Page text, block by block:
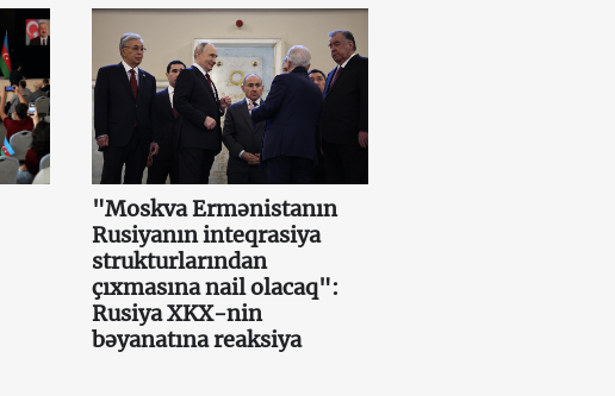
"Moskva Ermənistanın
Rusiyanın inteqrasiya
strukturlarından
çıxmasına nail olacaq":
Rusiya XKX-nin
bəyanatına reaksiya